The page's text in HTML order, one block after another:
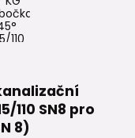
110 SN8 pro
8)